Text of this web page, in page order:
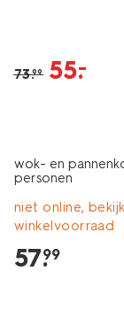
73.99 55.
–
wok- en
personen
niet online, bekijk
winkelvoorraad
57.
99